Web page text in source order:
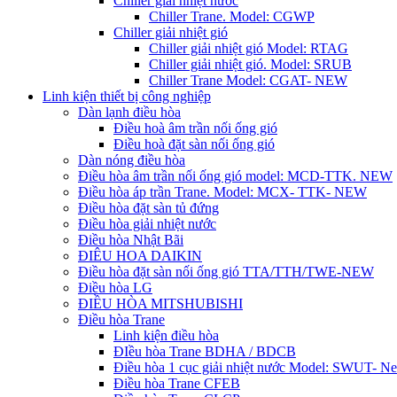
Chiller Trane. Model: CGWP
Chiller giải nhiệt gió
Chiller giải nhiệt gió Model: RTAG
Chiller giải nhiệt gió. Model: SRUB
Chiller Trane Model: CGAT- NEW
Linh kiện thiết bị công nghiệp
Dàn lạnh điều hòa
Điều hoà âm trần nối ống gió
Điều hoà đặt sàn nối ống gió
Dàn nóng điều hòa
Điều hòa âm trần nối ống gió model: MCD-TTK. NEW
Điều hòa áp trần Trane. Model: MCX- TTK- NEW
Điều hòa đặt sàn tủ đứng
Điều hòa giải nhiệt nước
Điều hòa Nhật Bãi
ĐIÊU HOA DAIKIN
Điều hòa đặt sàn nối ống gió TTA/TTH/TWE-NEW
Điều hòa LG
ĐIỀU HÒA MITSHUBISHI
Điều hòa Trane
Linh kiện điều hòa
ĐIều hòa Trane BDHA / BDCB
Điều hòa 1 cục giải nhiệt nước Model: SWUT-
Điều hòa Trane CFEB